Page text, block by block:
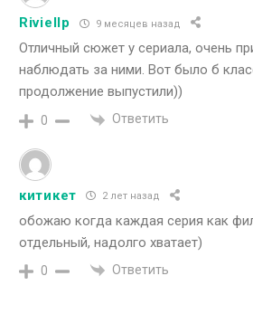
Riviellp 9 месяцев назад
Отличный сюжет у сериала, очень
наблюдать за ними. Вот было б
продолжение выпустили))
0 Ответить
китикет 2 лет назад
обожаю когда каждая серия как
отдельный, надолго хватает)
0 Ответить